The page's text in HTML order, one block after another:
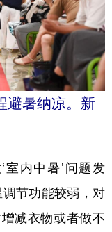
避暑纳凉。新
内中暑’问题发
节功能较弱，对
减衣物或者做不